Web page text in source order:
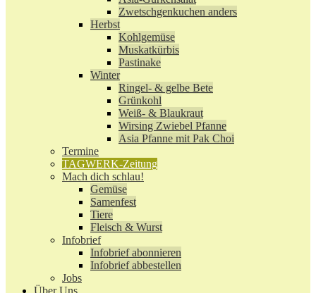
Zwetschgenkuchen anders
Herbst
Kohlgemüse
Muskatkürbis
Pastinake
Winter
Ringel- & gelbe Bete
Grünkohl
Weiß- & Blaukraut
Wirsing Zwiebel Pfanne
Asia Pfanne mit Pak Choi
Termine
TAGWERK-Zeitung
Mach dich schlau!
Gemüse
Samenfest
Tiere
Fleisch & Wurst
Infobrief
Infobrief abonnieren
Infobrief abbestellen
Jobs
Über Uns